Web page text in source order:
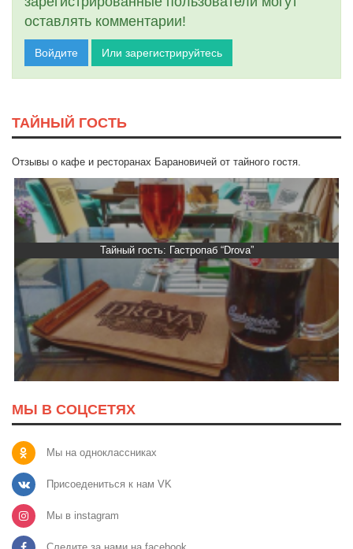
оставлять комментарии!
Войдите Или зарегистрируйтесь
ТАЙНЫЙ ГОСТЬ
Отзывы о кафе и ресторанах Барановичей от тайного гостя.
Тайный гость: кафе «Фасти Хасти»
МЫ В СОЦСЕТЯХ
Мы на одноклассниках
Присоедениться к нам VK
Мы в instagram